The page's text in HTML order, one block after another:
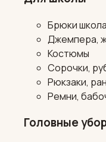
Брюки школа
Джемпера,
Костюмы
Сорочки,
Рюкзаки,
Ремни,
Головные